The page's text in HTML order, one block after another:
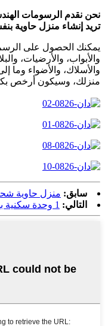
نحن نقدم الرسومات
تريد إنشاء منزل حاوية
يمكنك الحصول على الرسم
والأبواب، والأرضيات،
والأسلاك، والأضواء وما
منزلك، وسيكون أرخص
سابق: منزل حاوية شحن
التالي: 1 وحدة سكنية بمساحة 40 قدمًا للأجنحة العائلية